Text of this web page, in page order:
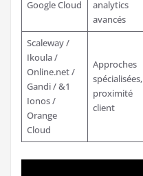
Google Cloud
analytics
avancés
Scaleway /
Ikoula /
Online.net /
Gandi / &1
Ionos /
Orange
Cloud
Approches
spécialisées,
proximité
client